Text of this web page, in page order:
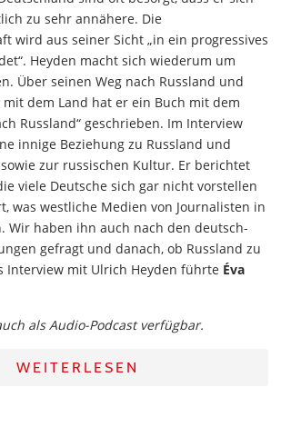
zu sehr annähere. Die
wird aus seiner Sicht „in ein progressives
Heyden macht sich wiederum um
Über seinen Weg nach Russland und
dem Land hat er ein Buch mit dem
Russland“ geschrieben. Im Interview
innige Beziehung zu Russland und
zur russischen Kultur. Er berichtet
viele Deutsche sich gar nicht vorstellen
was westliche Medien von Journalisten in
Wir haben ihn auch nach den deutsch-
gefragt und danach, ob Russland zu
Interview mit Ulrich Heyden führte Éva
als Audio-Podcast verfügbar.
WEITERLESEN